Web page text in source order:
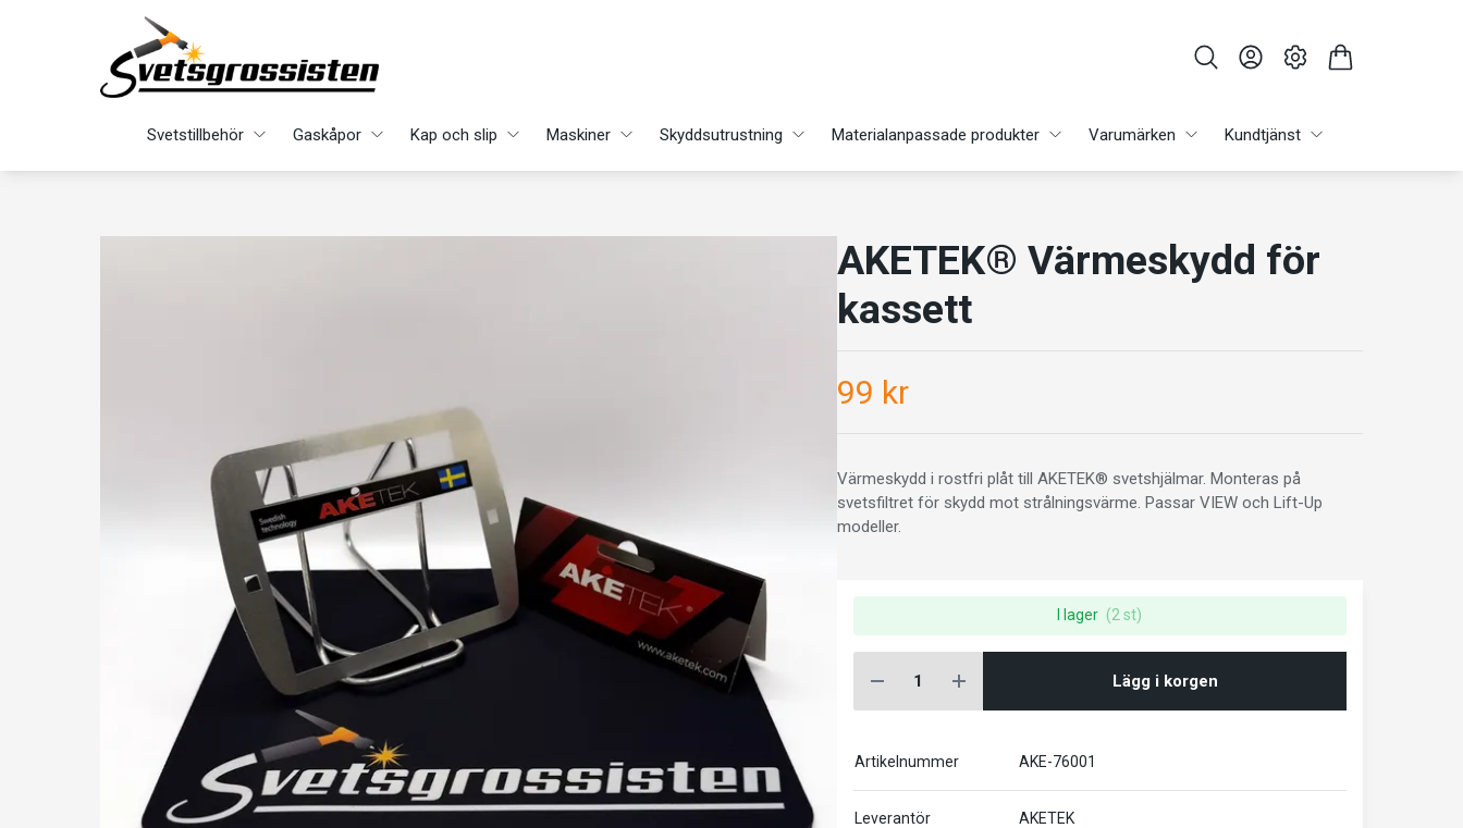
Svetstillbehör Gaskåpor Kap och slip Maskiner Skyddsutrustning Materialanpassade produkter Varumärken Kundtjänst
AKETEK® Värmeskydd för
kassett
99 kr
Värmeskydd i rostfri plåt till AKETEK® svetshjälmar. Monteras på
svetsfiltret för skydd mot strålningsvärme. Passar VIEW och Lift-Up
modeller.
I lager (2 st)
Lägg i korgen
Artikelnummer AKE-76001
Leverantör AKETEK